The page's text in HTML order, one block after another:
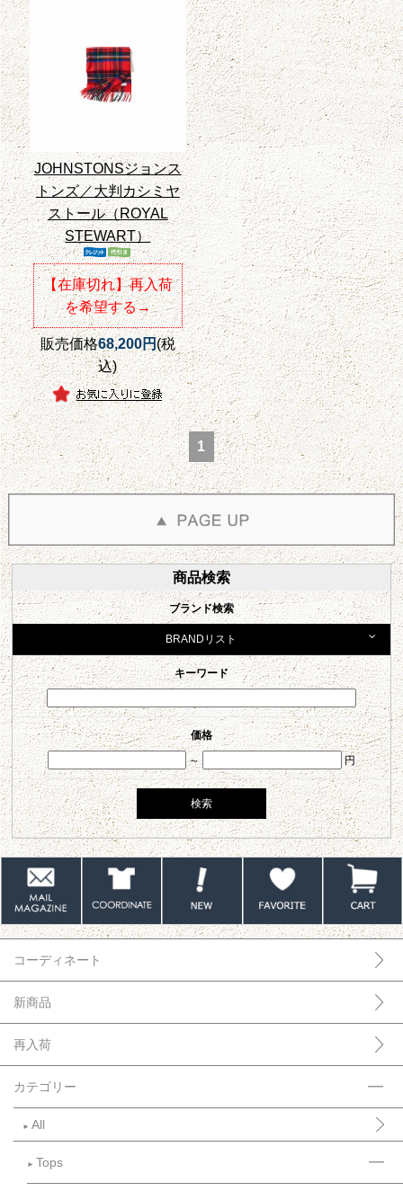
JOHNSTONSジョンス
トンズ／大判カシミヤ
ストール（ROYAL
STEWART）
【在庫切れ】再入荷
を希望する→
販売価格68,200円(税
込)
1
商品検索
ブランド検索
BRANDリスト
キーワード
価格
～
円
コーディネート
新商品
再入荷
カテゴリー
► All
► Tops